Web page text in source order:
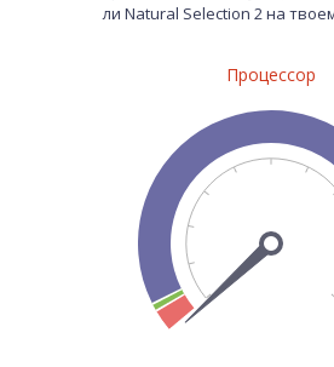
ли Natural Selection 2 на
Процессор